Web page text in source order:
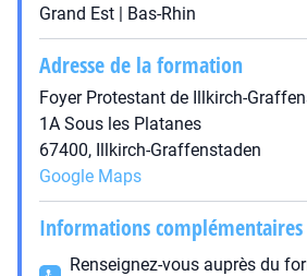
Grand Est | Bas-Rhin
Adresse de la formation
Foyer Protestant de Illkirch-
1A Sous les Platanes
67400, Illkirch-Graffenstaden
Google Maps
Informations complémentaires
Renseignez-vous auprès du